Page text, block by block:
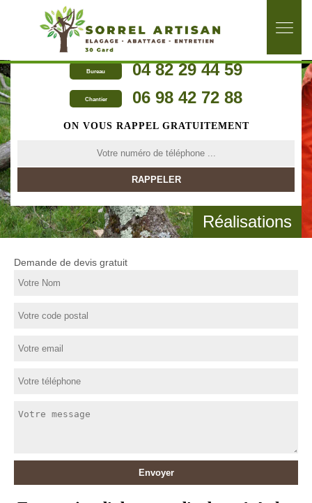
Bureau 04 82 29 44 59
Chantier 06 98 42 72 88
ON VOUS RAPPEL GRATUITEMENT
Réalisations
Demande de devis gratuit